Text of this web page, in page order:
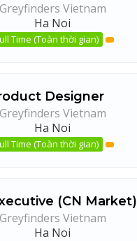
Greyfinders Vietnam
Ha Noi
Time (Toàn thời gian)
Designer
Greyfinders Vietnam
Ha Noi
Time (Toàn thời gian)
(CN Market)
Greyfinders Vietnam
Ha Noi